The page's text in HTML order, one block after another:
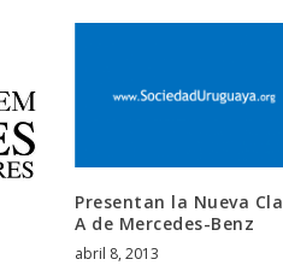
Presentan la Nueva
A de Mercedes-Benz
abril 8, 2013